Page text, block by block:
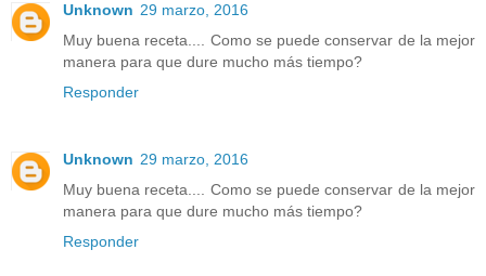
Unknown 29 marzo, 2016
Muy buena receta.... Como se puede conservar de la mejor
manera para que dure mucho más tiempo?
Responder
Unknown 29 marzo, 2016
Muy buena receta.... Como se puede conservar de la mejor
manera para que dure mucho más tiempo?
Responder